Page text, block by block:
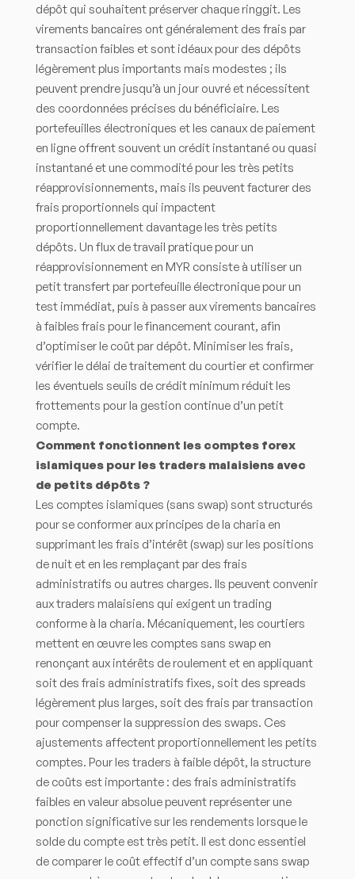
dépôt qui souhaitent préserver chaque ringgit. Les
virements bancaires ont généralement des frais par
transaction faibles et sont idéaux pour des dépôts
légèrement plus importants mais modestes ; ils
peuvent prendre jusqu’à un jour ouvré et nécessitent
des coordonnées précises du bénéficiaire. Les
portefeuilles électroniques et les canaux de paiement
en ligne offrent souvent un crédit instantané ou quasi
instantané et une commodité pour les très petits
réapprovisionnements, mais ils peuvent facturer des
frais proportionnels qui impactent
proportionnellement davantage les très petits
dépôts. Un flux de travail pratique pour un
réapprovisionnement en MYR consiste à utiliser un
petit transfert par portefeuille électronique pour un
test immédiat, puis à passer aux virements bancaires
à faibles frais pour le financement courant, afin
d’optimiser le coût par dépôt. Minimiser les frais,
vérifier le délai de traitement du courtier et confirmer
les éventuels seuils de crédit minimum réduit les
frottements pour la gestion continue d’un petit
compte.
Comment fonctionnent les comptes forex
islamiques pour les traders malaisiens avec
de petits dépôts ?
Les comptes islamiques (sans swap) sont structurés
pour se conformer aux principes de la charia en
supprimant les frais d’intérêt (swap) sur les positions
de nuit et en les remplaçant par des frais
administratifs ou autres charges. Ils peuvent convenir
aux traders malaisiens qui exigent un trading
conforme à la charia. Mécaniquement, les courtiers
mettent en œuvre les comptes sans swap en
renonçant aux intérêts de roulement et en appliquant
soit des frais administratifs fixes, soit des spreads
légèrement plus larges, soit des frais par transaction
pour compenser la suppression des swaps. Ces
ajustements affectent proportionnellement les petits
comptes. Pour les traders à faible dépôt, la structure
de coûts est importante : des frais administratifs
faibles en valeur absolue peuvent représenter une
ponction significative sur les rendements lorsque le
solde du compte est très petit. Il est donc essentiel
de comparer le coût effectif d’un compte sans swap